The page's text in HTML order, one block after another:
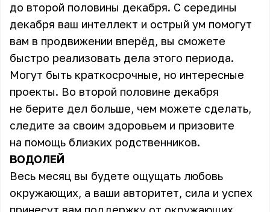
до второй половины декабря. С середины
декабря ваш интеллект и острый ум помогут
вам в продвижении вперёд, вы сможете
быстро реализовать дела этого периода.
Могут быть краткосрочные, но интересные
проекты. Во второй половине декабря
не берите дел больше, чем можете сделать,
следите за своим здоровьем и призовите
на помощь близких родственников.
ВОДОЛЕЙ
Весь месяц вы будете ощущать любовь
окружающих, а ваши авторитет, сила и успех